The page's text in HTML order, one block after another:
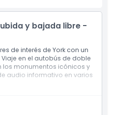
y bajada libre -
de interés de York con un
en el autobús de doble
los monumentos icónicos y
audio informativo en varios